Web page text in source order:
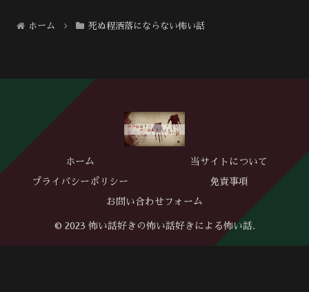
ホーム 死ぬ程洒落にならない怖い話
ホーム 当サイトについて
プライバシーポリシー 免責事項
お問い合わせフォーム
© 2023 怖い話好きの怖い話好きによる怖い話.